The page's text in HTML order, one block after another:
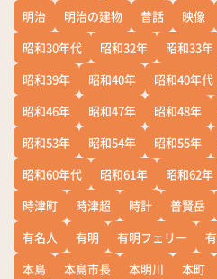
明治
明治の建物 昔話 映像
昭和30年代
昭和32年 昭和33年
昭和39年
昭和40年 昭和40年代
昭和46年
昭和47年 昭和48年
昭和53年
昭和54年 昭和55年
昭和60年代
昭和61年 昭和62年
時津町
時津超 時計 普賢岳
有名人
有明 有明フェリー
本島
本島市長 本明川 本町